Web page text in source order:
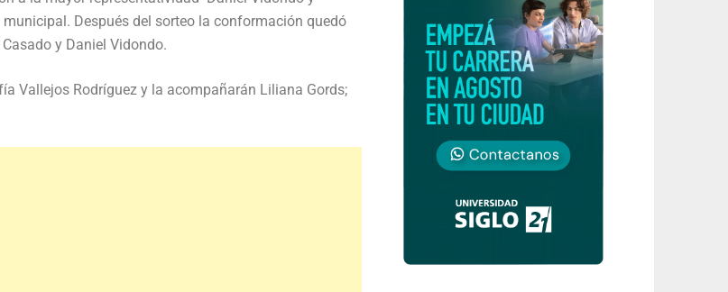
Después del sorteo la conformación quedó
y Daniel Vidondo.
Vallejos Rodríguez y la acompañarán Liliana Gords;